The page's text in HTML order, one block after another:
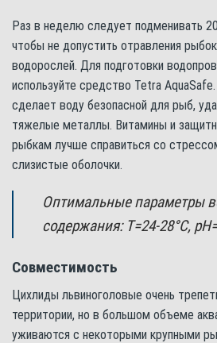
Раз в неделю следует подменивать
чтобы не допустить отравления
водорослей. Для подготовки
используйте средство Tetra
сделает воду безопасной для рыб,
тяжелые металлы. Витамины и
рыбкам лучше справиться со
слизистые оболочки.
Оптимальные параметры
содержания: Т=24-28°С,
Совместимость
Цихлиды львиноголовые очень
территории, но в большом объеме
уживаются с некоторыми крупными